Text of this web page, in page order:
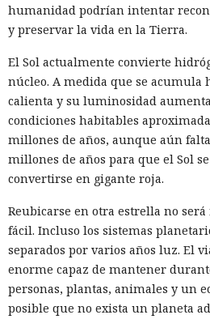
Una prohibición formal no
del mercado, y una investigación
Cámara de Representantes de EE.
Mobile, China Telecom y China
espacios en centros de datos y
humanidad podrían intentar
y preservar la vida en la Tierra.
El Sol actualmente convierte
núcleo. A medida que se acumula
calienta y su luminosidad
condiciones habitables
millones de años, aunque aún
millones de años para que el Sol
convertirse en gigante roja.
Reubicarse en otra estrella no
fácil. Incluso los sistemas
separados por varios años luz. El
enorme capaz de mantener
personas, plantas, animales y un
posible que no exista un planeta